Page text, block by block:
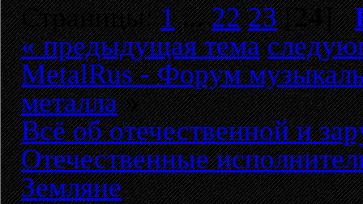
Страницы:1 ...22 23[24]
« предыдущая тема
MetalRus - Форум
металла»
Всё об отечественной и
Отечественные
Земляне